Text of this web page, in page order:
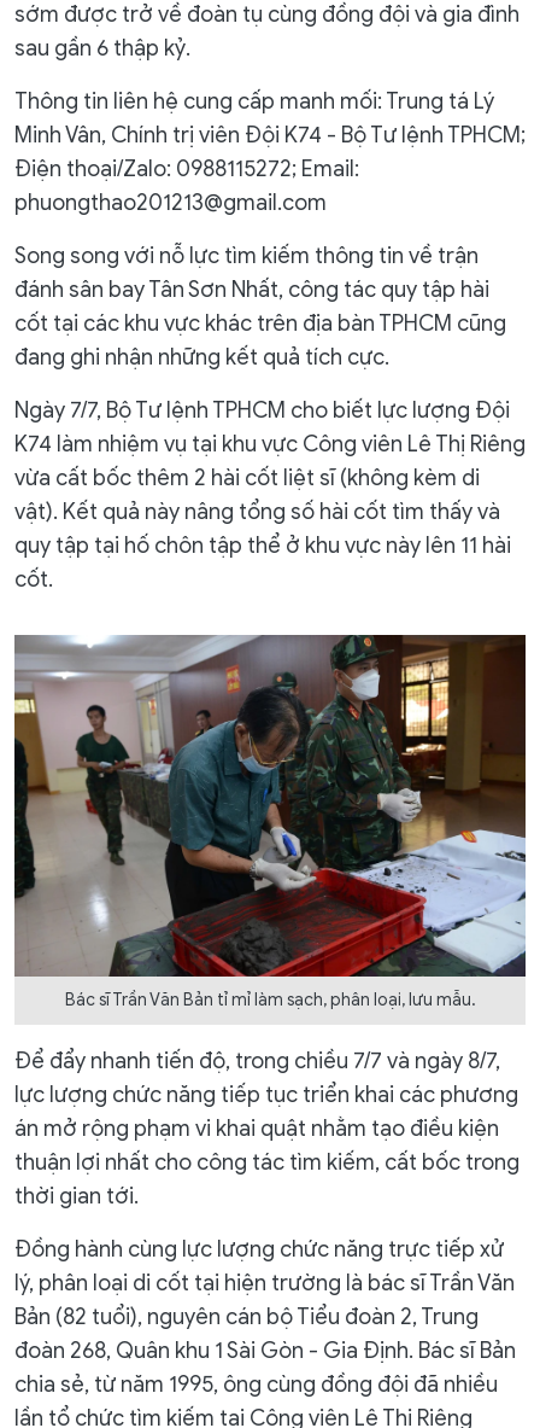
sớm được trở về đoàn tụ cùng đồng đội và gia đình
sau gần 6 thập kỷ.
Thông tin liên hệ cung cấp manh mối: Trung tá Lý
Minh Vân, Chính trị viên Đội K74 - Bộ Tư lệnh TPHCM;
Điện thoại/Zalo: 0988115272; Email:
phuongthao201213@gmail.com
Song song với nỗ lực tìm kiếm thông tin về trận
đánh sân bay Tân Sơn Nhất, công tác quy tập hài
cốt tại các khu vực khác trên địa bàn TPHCM cũng
đang ghi nhận những kết quả tích cực.
Ngày 7/7, Bộ Tư lệnh TPHCM cho biết lực lượng Đội
K74 làm nhiệm vụ tại khu vực Công viên Lê Thị Riêng
vừa cất bốc thêm 2 hài cốt liệt sĩ (không kèm di
vật). Kết quả này nâng tổng số hài cốt tìm thấy và
quy tập tại hố chôn tập thể ở khu vực này lên 11 hài
cốt.
Bác sĩ Trần Văn Bản tỉ mỉ làm sạch, phân loại, lưu mẫu.
Để đẩy nhanh tiến độ, trong chiều 7/7 và ngày 8/7,
lực lượng chức năng tiếp tục triển khai các phương
án mở rộng phạm vi khai quật nhằm tạo điều kiện
thuận lợi nhất cho công tác tìm kiếm, cất bốc trong
thời gian tới.
Đồng hành cùng lực lượng chức năng trực tiếp xử
lý, phân loại di cốt tại hiện trường là bác sĩ Trần Văn
Bản (82 tuổi), nguyên cán bộ Tiểu đoàn 2, Trung
đoàn 268, Quân khu 1 Sài Gòn - Gia Định. Bác sĩ Bản
chia sẻ, từ năm 1995, ông cùng đồng đội đã nhiều
lần tổ chức tìm kiếm tại Công viên Lê Thị Riêng